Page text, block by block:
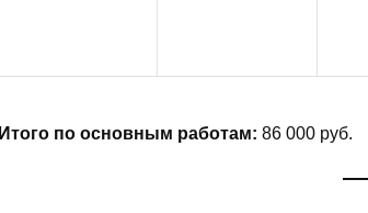
Итого по основным работам: 86 000 руб.